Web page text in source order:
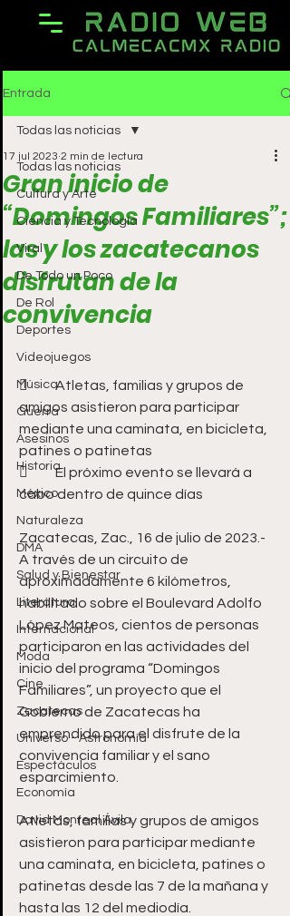
Entrada
Todas las noticias
Cultura y Arte
Ciencia y Tecnología
Viral
De Todo un Poco
De Rol
Deportes
Videojuegos
Música
Guerra
Asesinos
Historia
México
Naturaleza
DMA
Salud y Bienestar
Literatura
Internacional
Moda
Cine
Zacatecas
Universo - Astronomía
Espectáculos
Economía
David Monreal Ávila
Todas las noticias
Gran inicio de
“Domingos Familiares”;
las y los zacatecanos
disfrutan de la
convivencia
17 jul 2023 2 min de lectura
	Atletas, familias y grupos de
amigos asistieron para participar
mediante una caminata, en bicicleta,
patines o patinetas
	El próximo evento se llevará a
cabo dentro de quince días
Zacatecas, Zac., 16 de julio de 2023.-
A través de un circuito de
aproximadamente 6 kilómetros,
habilitado sobre el Boulevard Adolfo
López Mateos, cientos de personas
participaron en las actividades del
inicio del programa “Domingos
Familiares”, un proyecto que el
Gobierno de Zacatecas ha
emprendido para el disfrute de la
convivencia familiar y el sano
esparcimiento.
Atletas, familias y grupos de amigos
asistieron para participar mediante
una caminata, en bicicleta, patines o
patinetas desde las 7 de la mañana y
hasta las 12 del mediodía.